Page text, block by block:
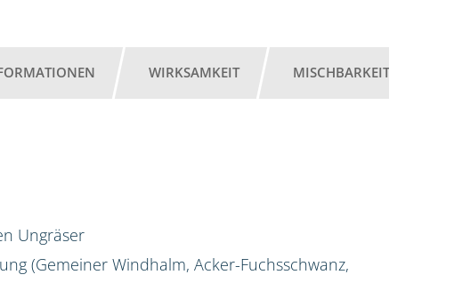
WIRKSAMKEIT MISCHBARKEIT
Ungräser
(Gemeiner Windhalm, Acker-Fuchsschwanz,